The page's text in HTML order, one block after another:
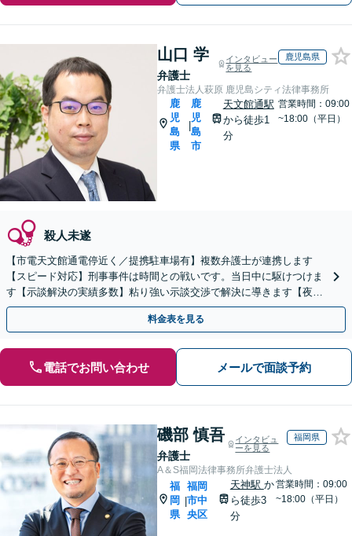
山口 学
弁護士
インタビュー
を見る
鹿児島県
弁護士法人萩原 鹿児島シティ法律事務所
鹿
児
島
県
|
鹿
児
島
市
天文館通駅
から徒歩1
分
営業時間：09:00
~18:00（平日）
殺人未遂
【市電天文館通電停近く／提携駐車場有】複数弁護士が連携します
【スピード対応】刑事事件は時間との戦いです。当日中に駆けつけま
す【示談解決の実績多数】粘り強い示談交渉で解決に導きます【夜
間・休日のご相談可能】
料金表を見る
電話でお問い合わせ メールで面談予約
磯部 慎吾
弁護士
インタビュ
ーを見る
福岡県
A＆S福岡法律事務所弁護士法人
福
岡
県
|
福岡
市中
央区
天神駅 か
ら徒歩3
分
営業時間：09:00
~18:00（平日）